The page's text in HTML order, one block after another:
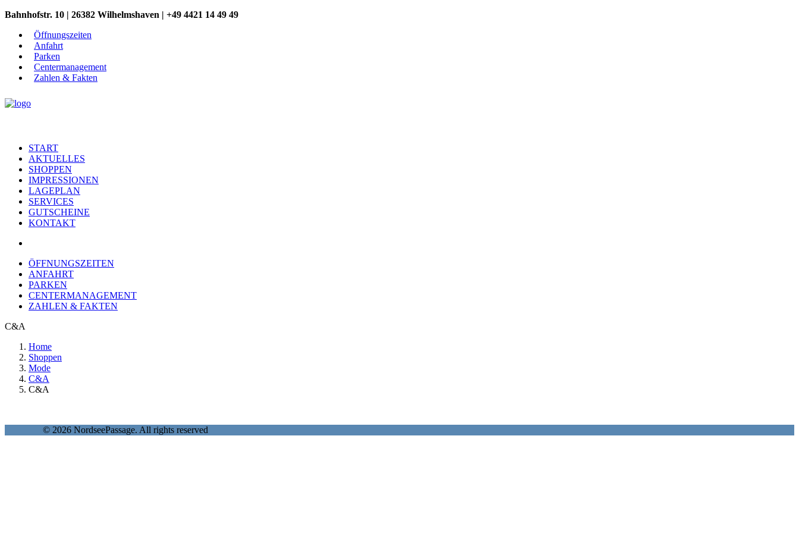
Bahnhofstr. 10 | 26382 Wilhelmshaven | +49 4421 14 49 49
Öffnungszeiten
Anfahrt
Parken
Centermanagement
Zahlen & Fakten
START
AKTUELLES
SHOPPEN
IMPRESSIONEN
LAGEPLAN
SERVICES
GUTSCHEINE
KONTAKT
ÖFFNUNGSZEITEN
ANFAHRT
PARKEN
CENTERMANAGEMENT
ZAHLEN & FAKTEN
C&A
Home
Shoppen
Mode
C&A
C&A
© 2026 NordseePassage. All rights reserved